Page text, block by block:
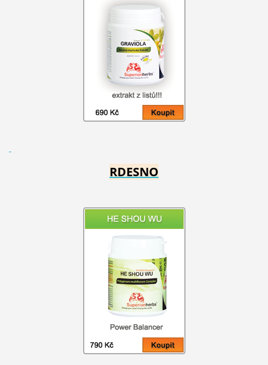
RDESNO